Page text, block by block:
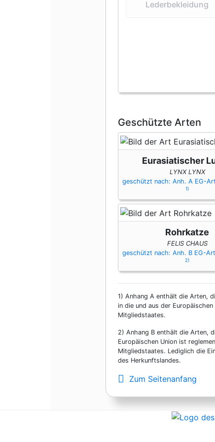
Lederbekleidung
Geschützte Arten
Eurasiatischer
LYNX LYNX
geschützt nach: Anh. A EG-
1)
Rohrkatze
FELIS CHAUS
geschützt nach: Anh. B EG-
2)
1) Anhang A enthält die Arten,
in die und aus der
Mitgliedstaates.
2) Anhang B enthält die Arten,
Europäischen Union ist
Mitgliedstaates. Lediglich die
des Herkunftslandes.
Zum Seitenanfang